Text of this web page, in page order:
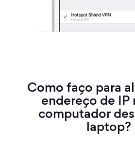
Como faço para
endereço de IP
computador
laptop?